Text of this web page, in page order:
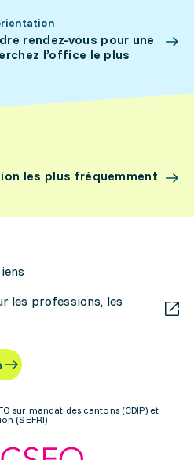
rendez-vous pour une
l’office le plus
les plus fréquemment
les professions, les
sur mandat des cantons (CDIP) et
(SEFRI)